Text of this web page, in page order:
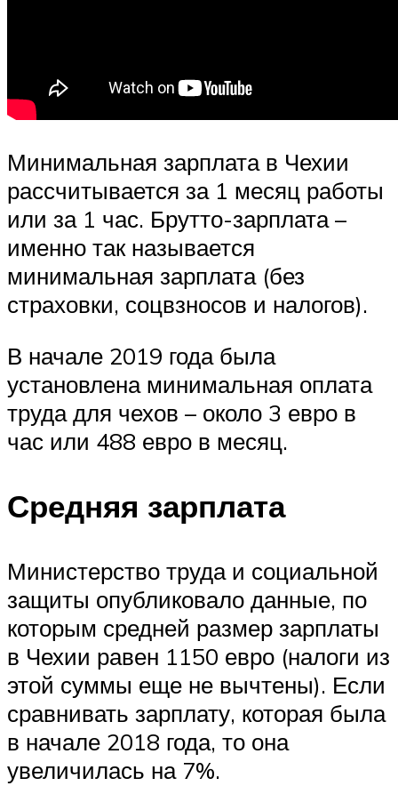
Минимальная зарплата в Чехии
рассчитывается за 1 месяц работы
или за 1 час. Брутто-зарплата –
именно так называется
минимальная зарплата (без
страховки, соцвзносов и налогов).
В начале 2019 года была
установлена минимальная оплата
труда для чехов – около 3 евро в
час или 488 евро в месяц.
Средняя зарплата
Министерство труда и социальной
защиты опубликовало данные, по
которым средней размер зарплаты
в Чехии равен 1150 евро (налоги из
этой суммы еще не вычтены). Если
сравнивать зарплату, которая была
в начале 2018 года, то она
увеличилась на 7%.